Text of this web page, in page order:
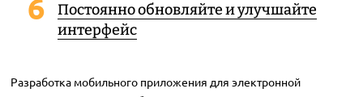
Постоянно обновляйте и улучшайте
интерфейс
Разработка мобильного приложения для электронной